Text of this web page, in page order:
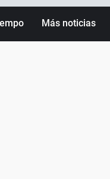
Más noticias